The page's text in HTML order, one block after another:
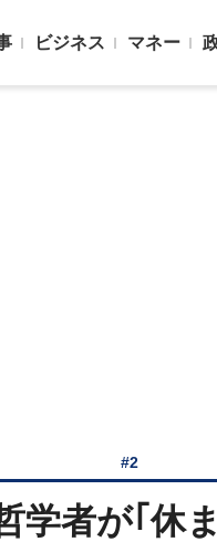
ビジネス マネー
#2
学者が｢休